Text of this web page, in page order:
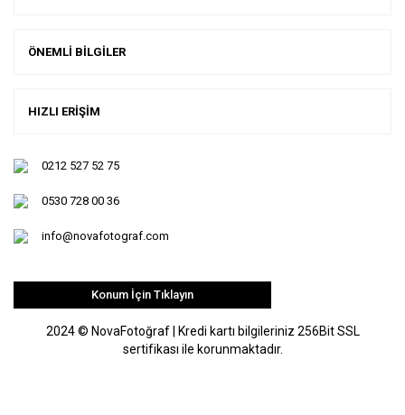
ÖNEMLİ BİLGİLER
HIZLI ERİŞİM
0212 527 52 75
0530 728 00 36
info@novafotograf.com
Konum İçin Tıklayın
2024 © NovaFotoğraf | Kredi kartı bilgileriniz 256Bit SSL
sertifikası ile korunmaktadır.